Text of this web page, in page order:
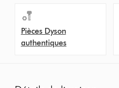
Pièces Dyson
authentiques